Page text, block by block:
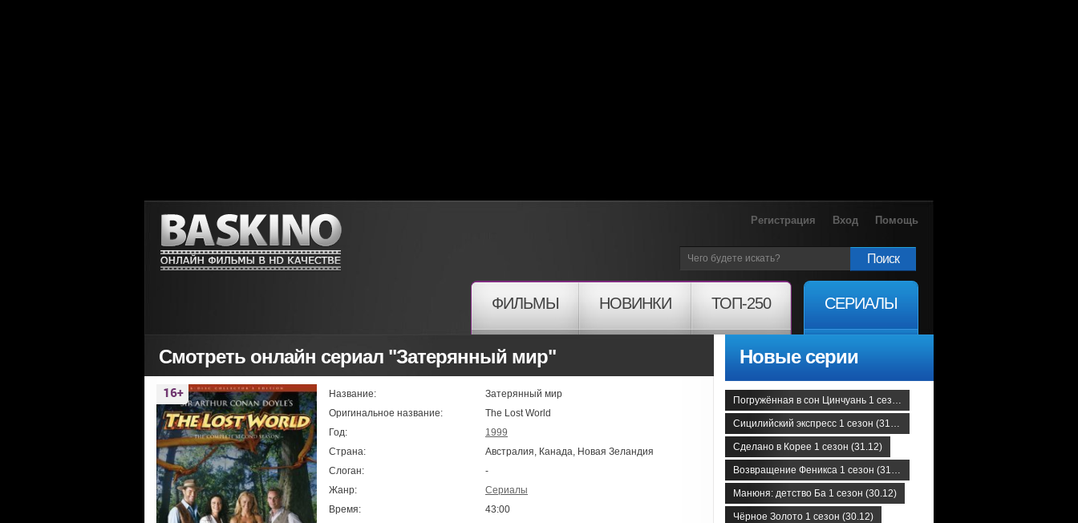
Регистрация Вход Помощь
Поиск
ФИЛЬМЫ НОВИНКИ ТОП-250 СЕРИАЛЫ
Смотреть онлайн сериал "Затерянный мир"
Название:
Затерянный мир
Оригинальное название:
The Lost World
Год:
1999
Страна:
Австралия, Канада, Новая Зеландия
Слоган:
-
Жанр:
Сериалы
Время:
43:00
Новые серии
Погружённая в сон Цинчуань 1 сезон (31.12)
Сицилийский экспресс 1 сезон (31.12)
Сделано в Корее 1 сезон (31.12)
Возвращение Феникса 1 сезон (31.12)
Манюня: детство Ба 1 сезон (30.12)
Чёрное Золото 1 сезон (30.12)